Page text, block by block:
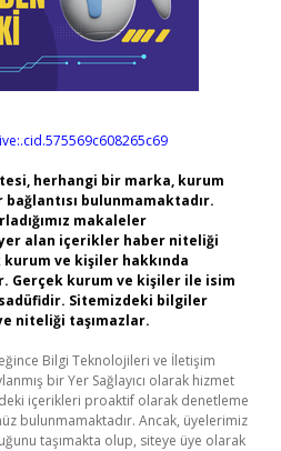
herhangi bir marka, kurum
bulunmamaktadır.
makaleler
alan içerikler haber niteliği
ve kişiler hakkında
Gerçek kurum ve kişiler ile isim
Sitemizdeki bilgiler
niteliği taşımazlar.
Bilgi Teknolojileri ve İletişim
bir Yer Sağlayıcı olarak hizmet
içerikleri proaktif olarak denetleme
bulunmamaktadır. Ancak, üyelerimiz
taşımakta olup, siteye üye olarak